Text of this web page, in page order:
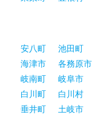
安八町 池田町
海津市
各務原市
岐南町
岐阜市
白川町
白川村
垂井町
土岐市